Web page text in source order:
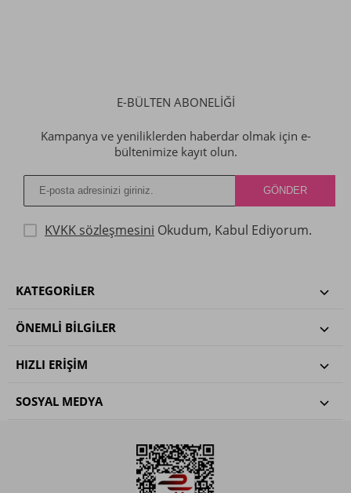
E-BÜLTEN ABONELİĞİ
Kampanya ve yeniliklerden haberdar olmak için e-
bültenimize kayıt olun.
KVKK sözleşmesini Okudum, Kabul Ediyorum.
KATEGORILER
ÖNEMLI BILGILER
HIZLI ERIŞIM
SOSYAL MEDYA